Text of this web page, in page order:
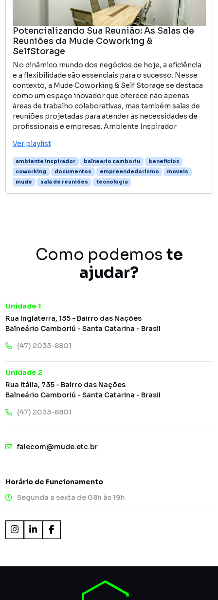
Potencializando Sua Reunião: As Salas de
Reuniões da Mude Coworking &
SelfStorage
No dinâmico mundo dos negócios de hoje, a eficiência
e a flexibilidade são essenciais para o sucesso. Nesse
contexto, a Mude Coworking & Self Storage se destaca
como um espaço inovador que oferece não apenas
áreas de trabalho colaborativas, mas também salas de
reuniões projetadas para atender às necessidades de
profissionais e empresas. Ambiente Inspirador
Ver playlist
ambiente inspirador balneario camboriu
beneficios
coworking
documentos empreendedorismo
moveis
mude
sala de reuniões tecnologia
Como podemos te
ajudar?
Unidade 1
Rua Inglaterra, 135 - Bairro das Nações
Balneário Camboriú - Santa Catarina - Brasil
(47) 2033-8801
Unidade 2
Rua Itália, 735 - Bairro das Nações
Balneário Camboriú - Santa Catarina - Brasil
(47) 2033-8801
falecom@mude.etc.br
Horário de Funcionamento
Segunda a sexta de 08h às 19h